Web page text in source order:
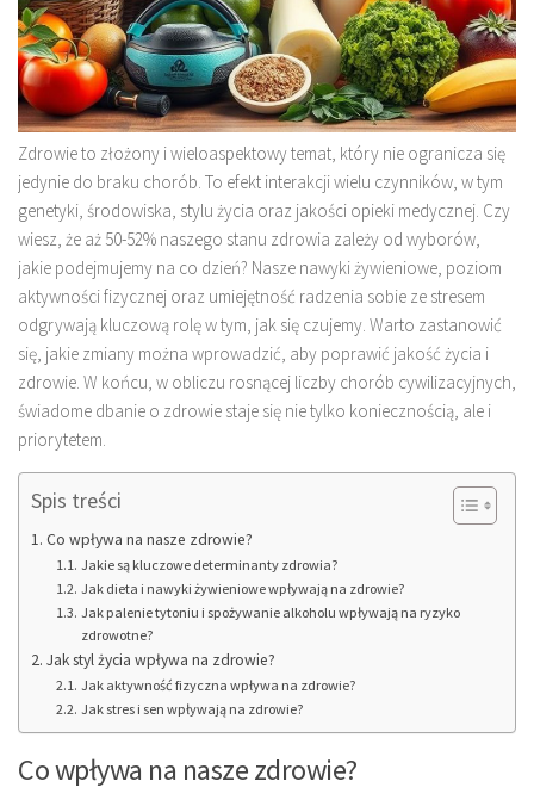
Zdrowie to złożony i wieloaspektowy temat, który nie ogranicza się
jedynie do braku chorób. To efekt interakcji wielu czynników, w tym
genetyki, środowiska, stylu życia oraz jakości opieki medycznej. Czy
wiesz, że aż 50-52% naszego stanu zdrowia zależy od wyborów,
jakie podejmujemy na co dzień? Nasze nawyki żywieniowe, poziom
aktywności fizycznej oraz umiejętność radzenia sobie ze stresem
odgrywają kluczową rolę w tym, jak się czujemy. Warto zastanowić
się, jakie zmiany można wprowadzić, aby poprawić jakość życia i
zdrowie. W końcu, w obliczu rosnącej liczby chorób cywilizacyjnych,
świadome dbanie o zdrowie staje się nie tylko koniecznością, ale i
priorytetem.
Spis treści
Co wpływa na nasze zdrowie?
Jakie są kluczowe determinanty zdrowia?
Jak dieta i nawyki żywieniowe wpływają na zdrowie?
Jak palenie tytoniu i spożywanie alkoholu wpływają na ryzyko
zdrowotne?
Jak styl życia wpływa na zdrowie?
Jak aktywność fizyczna wpływa na zdrowie?
Jak stres i sen wpływają na zdrowie?
Co wpływa na nasze zdrowie?